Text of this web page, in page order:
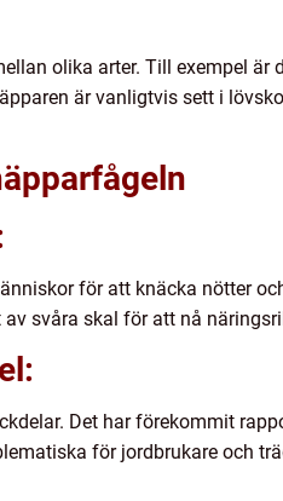
olika arter. Till exempel är
är vanligtvis sett i
för att knäcka nötter
svåra skal för att nå
Det har förekommit
för jordbrukare och